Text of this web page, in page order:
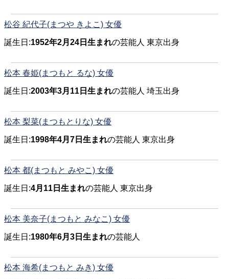
松谷 紀代子(まつや きよこ) 女優
誕生日:1952年2月24日生まれの芸能人 東京出身
松本 春姫(まつもと るな) 女優
誕生日:2003年3月11日生まれの芸能人 埼玉出身
松本 梨菜(まつもとりな) 女優
誕生日:1998年4月7日生まれの芸能人 東京出身
松本 都(まつもと みやこ) 女優
誕生日:4月11日生まれの芸能人 東京出身
松本 美奈子(まつもと みなこ) 女優
誕生日:1980年6月3日生まれの芸能人
松本 海希(まつもと みき) 女優